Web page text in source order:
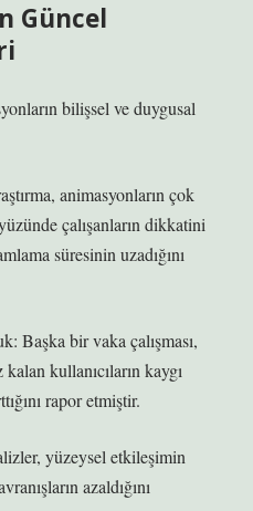
Güncel
bilişsel ve duygusal
animasyonların çok
çalışanların dikkatini
süresinin uzadığını
Başka bir vaka çalışması,
kullanıcıların kaygı
rapor etmiştir.
yüzeysel etkileşimin
azaldığını